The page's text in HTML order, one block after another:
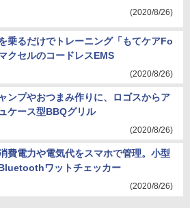
(2020/8/26)
乗るだけでトレーニング「もてケアFo
クセルのコードレスEMS
(2020/8/26)
ンプやおつまみ作りに、ロゴスからア
ケース型BBQグリル
(2020/8/26)
費電力や電気代をスマホで管理。小型
ワットチェッカー
(2020/8/26)